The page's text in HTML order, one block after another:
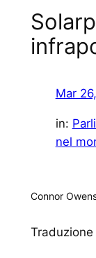
Mar
in:
nel
Connor